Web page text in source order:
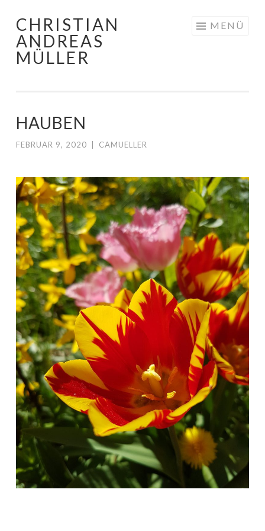
Zum
Inhalt
springen
CHRISTIAN
ANDREAS
MÜLLER
MENÜ
HAUBEN
FEBRUAR 9, 2020 CAMUELLER